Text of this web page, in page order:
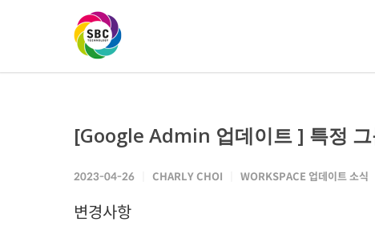
[Google Admin 업데이트 ] 특정
2023-04-26 CHARLY CHOI WORKSPACE 업데이트 소식
변경사항